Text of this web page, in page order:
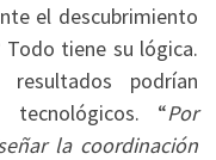
el descubrimiento
tiene su lógica.
podrían
tecnológicos. “Por
la coordinación